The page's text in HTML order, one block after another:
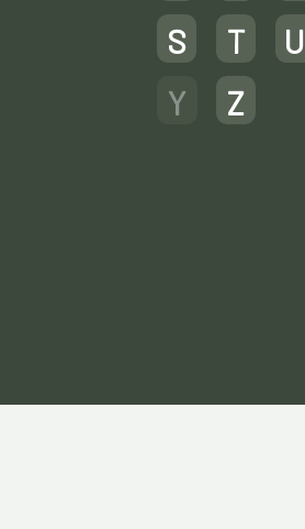
S
T U
Y
Z